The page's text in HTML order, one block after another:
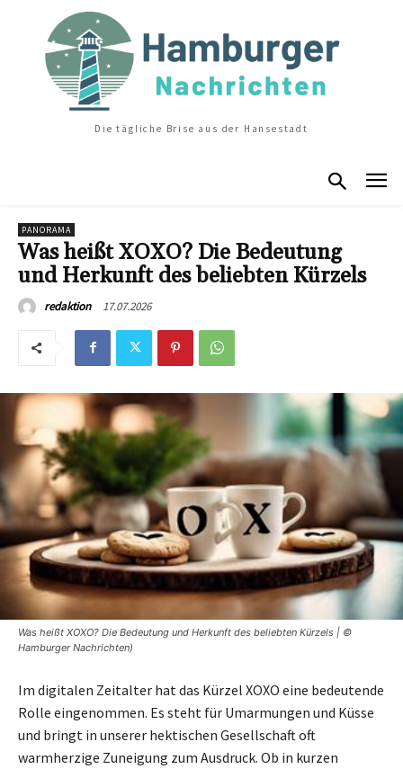
Die tägliche Brise aus der Hansestadt
PANORAMA
Was heißt XOXO? Die Bedeutung
und Herkunft des beliebten Kürzels
redaktion 17.07.2026
Was heißt XOXO? Die Bedeutung und Herkunft des beliebten Kürzels | ©
Hamburger Nachrichten)
Im digitalen Zeitalter hat das Kürzel XOXO eine bedeutende
Rolle eingenommen. Es steht für Umarmungen und Küsse
und bringt in unserer hektischen Gesellschaft oft
warmherzige Zuneigung zum Ausdruck. Ob in kurzen